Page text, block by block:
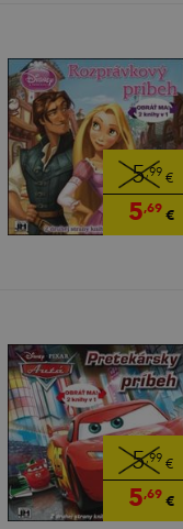
5,99 €
5,69 €
5,99 €
5,69 €